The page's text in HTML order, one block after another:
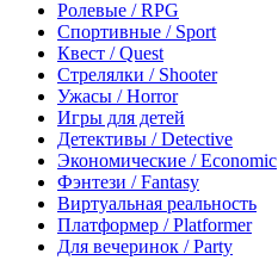
Ролевые / RPG
Спортивные / Sport
Квест / Quest
Стрелялки / Shooter
Ужасы / Horror
Игры для детей
Детективы / Detective
Экономические / Economic
Фэнтези / Fantasy
Виртуальная реальность
Платформер / Platformer
Для вечеринок / Party